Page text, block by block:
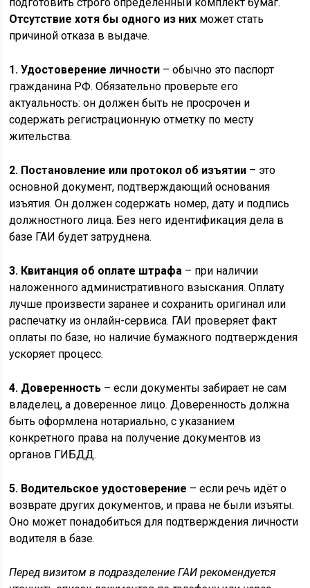
Отсутствие хотя бы одного из них может стать
причиной отказа в выдаче.
1. Удостоверение личности – обычно это паспорт
гражданина РФ. Обязательно проверьте его
актуальность: он должен быть не просрочен и
содержать регистрационную отметку по месту
жительства.
2. Постановление или протокол об изъятии – это
основной документ, подтверждающий основания
изъятия. Он должен содержать номер, дату и подпись
должностного лица. Без него идентификация дела в
базе ГАИ будет затруднена.
3. Квитанция об оплате штрафа – при наличии
наложенного административного взыскания. Оплату
лучше произвести заранее и сохранить оригинал или
распечатку из онлайн-сервиса. ГАИ проверяет факт
оплаты по базе, но наличие бумажного подтверждения
ускоряет процесс.
4. Доверенность – если документы забирает не сам
владелец, а доверенное лицо. Доверенность должна
быть оформлена нотариально, с указанием
конкретного права на получение документов из
органов ГИБДД.
5. Водительское удостоверение – если речь идёт о
возврате других документов, и права не были изъяты.
Оно может понадобиться для подтверждения личности
водителя в базе.
Перед визитом в подразделение ГАИ рекомендуется